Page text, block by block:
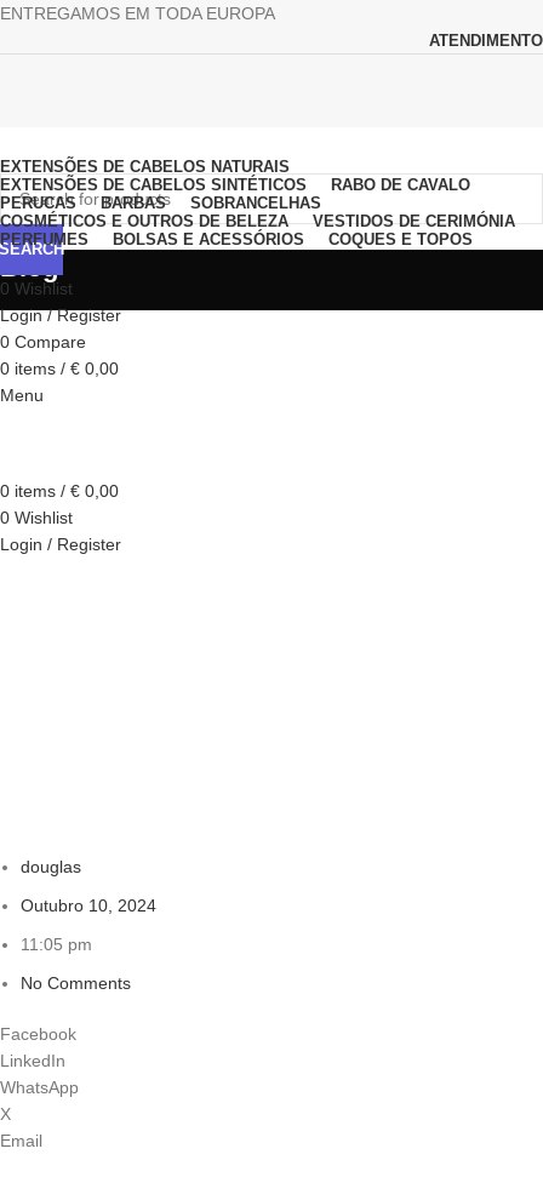
ENTREGAMOS EM TODA EUROPA
ATENDIMENTO
SEARCH
0 Wishlist
Login / Register
0 Compare
0 items / € 0,00
Menu
0 items / € 0,00
0 Wishlist
Login / Register
EXTENSÕES DE CABELOS NATURAIS
EXTENSÕES DE CABELOS SINTÉTICOS
RABO DE CAVALO
PERUCAS
BARBAS
SOBRANCELHAS
COSMÉTICOS E OUTROS DE BELEZA
VESTIDOS DE CERIMÓNIA
PERFUMES
BOLSAS E ACESSÓRIOS COQUES E TOPOS
Blog
douglas
Outubro 10, 2024
11:05 pm
No Comments
Facebook
LinkedIn
WhatsApp
X
Email